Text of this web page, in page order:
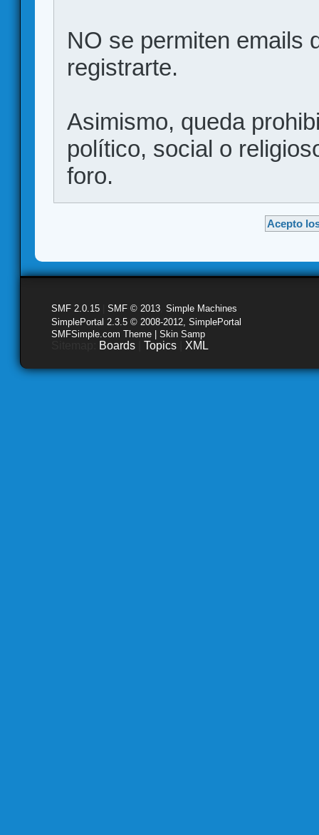
NO se permiten emails
registrarte.
Asimismo, queda
político, social o
foro.
SMF 2.0.15 SMF © 2013 Simple Machines
SimplePortal 2.3.5 © 2008-2012, SimplePortal
SMFSimple.com Theme | Skin Samp
Boards Topics XML